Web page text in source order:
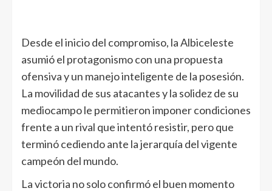
Desde el inicio del compromiso, la Albiceleste
asumió el protagonismo con una propuesta
ofensiva y un manejo inteligente de la posesión.
La movilidad de sus atacantes y la solidez de su
mediocampo le permitieron imponer condiciones
frente a un rival que intentó resistir, pero que
terminó cediendo ante la jerarquía del vigente
campeón del mundo.
La victoria no solo confirmó el buen momento